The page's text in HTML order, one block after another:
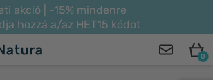
akció | -15% mindenre
hozzá a/az HET15 kódot
0